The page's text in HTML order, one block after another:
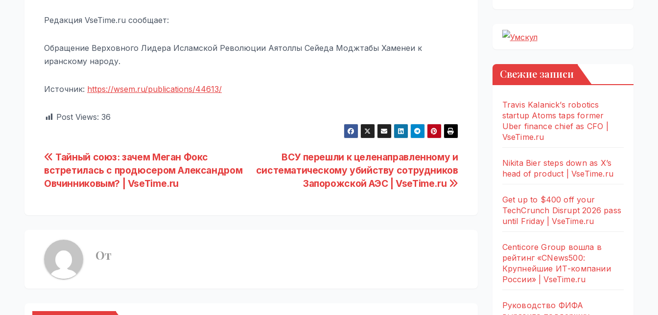
Редакция VseTime.ru сообщает:
Обращение Верховного Лидера Исламской Революции Аятоллы Сейеда Моджтабы Хаменеи к
иранскому народу.
Источник: https://wsem.ru/publications/44613/
Post Views: 36
Навигация
по
ВСУ перешли к целенаправленному и
систематическому убийству сотрудников
Запорожской АЭС | VseTime.ru
Тайный союз: зачем Меган Фокс
встретилась с продюсером Александром
Овчинниковым? | VseTime.ru
От
Свежие записи
Travis Kalanick’s robotics
startup Atoms taps former
Uber finance chief as CFO |
VseTime.ru
Nikita Bier steps down as X’s
head of product | VseTime.ru
Get up to $400 off your
TechCrunch Disrupt 2026 pass
until Friday | VseTime.ru
Centicore Group вошла в
рейтинг «CNews500:
Крупнейшие ИТ-компании
России» | VseTime.ru
Руководство ФИФА